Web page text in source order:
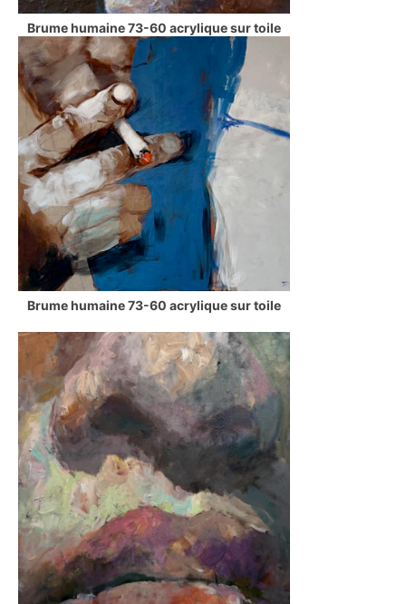
Brume humaine 73-60 acrylique sur toile
Brume humaine 73-60 acrylique sur toile